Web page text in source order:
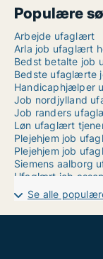
Populære
Arbejde ufaglært
Arla job ufaglært
Bedst betalte job
Bedste ufaglærte
Handicaphjælper
Job nordjylland
Job randers
Løn ufaglært
Plejehjem job
Plejehjem job
Siemens aalborg
Ufaglært job
Ufaglært job
Ufaglært job
Ufaglært job lego
Se alle